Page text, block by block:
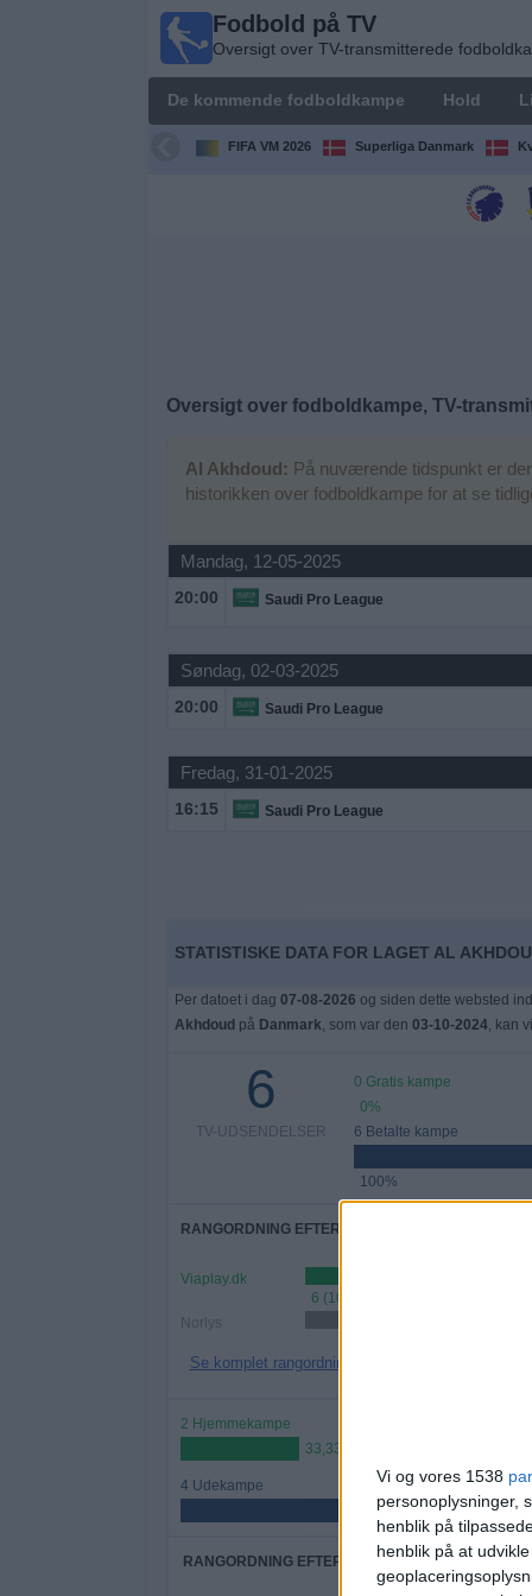
Vi og vores 1538
personoplysninger,
henblik på
henblik på at
Fodbold på TV
Oversigt over TV-transmitterede
De kommende fodboldkampe Hold
FIFA VM 2026 Superliga Danmark
Oversigt over fodboldkampe, TV-
Al Akhdoud: På nuværende tidspunkt er
historikken over fodboldkampe for at se
Mandag, 12-05-2025
20:00 Saudi Pro League
Søndag, 02-03-2025
20:00 Saudi Pro League
Fredag, 31-01-2025
16:15 Saudi Pro League
STATISTISKE DATA FOR LAGET AL
Per datoet i dag 07-08-2026 og siden dette websted
Akhdoud på Danmark, som var den 03-10-2024, kan
6
TV-UDSENDELSER
0 Gratis kampe
0%
6 Betalte kampe
100%
RANGORDNING EFTER KANALER
Viaplay.dk
6 (100%)
Norlys
Se komplet rangordning
2 Hjemmekampe
33,33%
4 Udekampe
66,67%
RANGORDNING EFTER HOLD
Oversigt over
transmitterede